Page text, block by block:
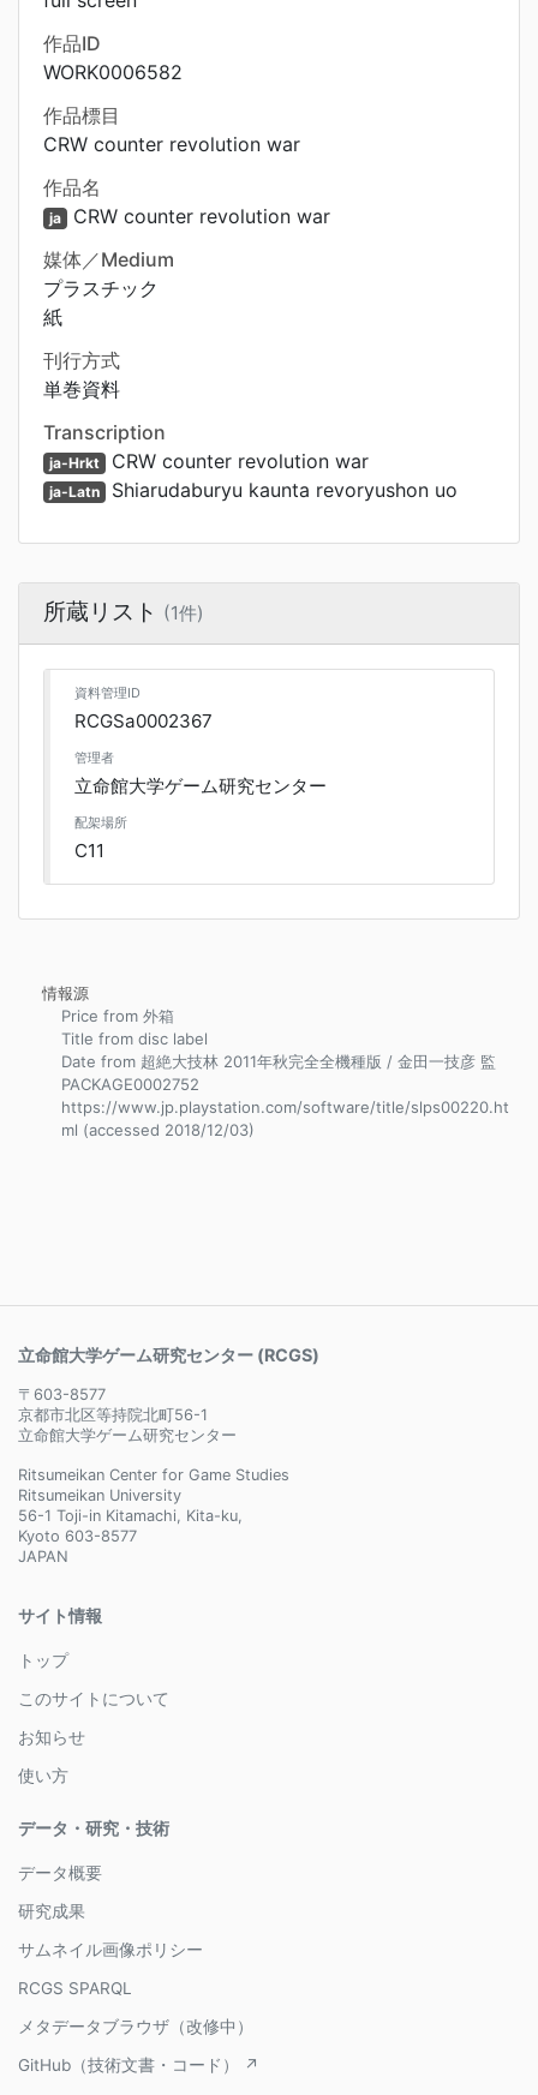
作品ID
WORK0006582
作品標目
CRW counter revolution war
作品名
ja CRW counter revolution war
媒体／Medium
プラスチック
紙
刊行方式
単巻資料
Transcription
ja-Hrkt CRW counter revolution war
ja-Latn Shiarudaburyu kaunta revoryushon uo
所蔵リスト (1件)
資料管理ID
RCGSa0002367
管理者
立命館大学ゲーム研究センター
配架場所
C11
情報源
Price from 外箱
Title from disc label
Date from 超絶大技林 2011年秋完全全機種版 / 金田一技彦 監
PACKAGE0002752
https://www.jp.playstation.com/software/title/slps00220.ht
ml (accessed 2018/12/03)
立命館大学ゲーム研究センター (RCGS)
〒603-8577
京都市北区等持院北町56-1
立命館大学ゲーム研究センター
Ritsumeikan Center for Game Studies
Ritsumeikan University
56-1 Toji-in Kitamachi, Kita-ku,
Kyoto 603-8577
JAPAN
サイト情報
トップ
このサイトについて
お知らせ
使い方
データ・研究・技術
データ概要
研究成果
サムネイル画像ポリシー
RCGS SPARQL
メタデータブラウザ（改修中）
GitHub（技術文書・コード） ↗